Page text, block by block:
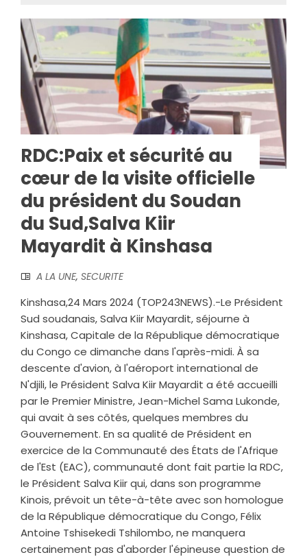
RDC:Paix et sécurité au
cœur de la visite officielle
du président du Soudan
du Sud,Salva Kiir
Mayardit à Kinshasa
A LA UNE, SECURITE
Kinshasa,24 Mars 2024 (TOP243NEWS).-Le Président
Sud soudanais, Salva Kiir Mayardit, séjourne à
Kinshasa, Capitale de la République démocratique
du Congo ce dimanche dans l'après-midi. À sa
descente d'avion, à l'aéroport international de
N'djili, le Président Salva Kiir Mayardit a été accueilli
par le Premier Ministre, Jean-Michel Sama Lukonde,
qui avait à ses côtés, quelques membres du
Gouvernement. En sa qualité de Président en
exercice de la Communauté des États de l'Afrique
de l'Est (EAC), communauté dont fait partie la RDC,
le Président Salva Kiir qui, dans son programme
Kinois, prévoit un tête-à-tête avec son homologue
de la République démocratique du Congo, Félix
Antoine Tshisekedi Tshilombo, ne manquera
certainement pas d'aborder l'épineuse question de